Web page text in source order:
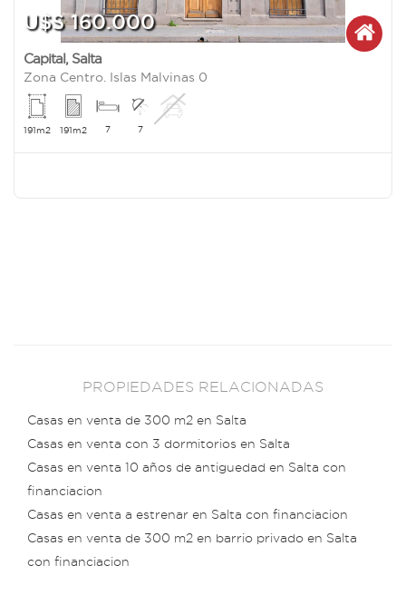
U$S 160.000
Capital, Salta
Zona Centro. Islas Malvinas 0
191m2 191m2 7 7
PROPIEDADES RELACIONADAS
Casas en venta de 300 m2 en Salta
Casas en venta con 3 dormitorios en Salta
Casas en venta 10 años de antiguedad en Salta con
financiacion
Casas en venta a estrenar en Salta con financiacion
Casas en venta de 300 m2 en barrio privado en Salta
con financiacion